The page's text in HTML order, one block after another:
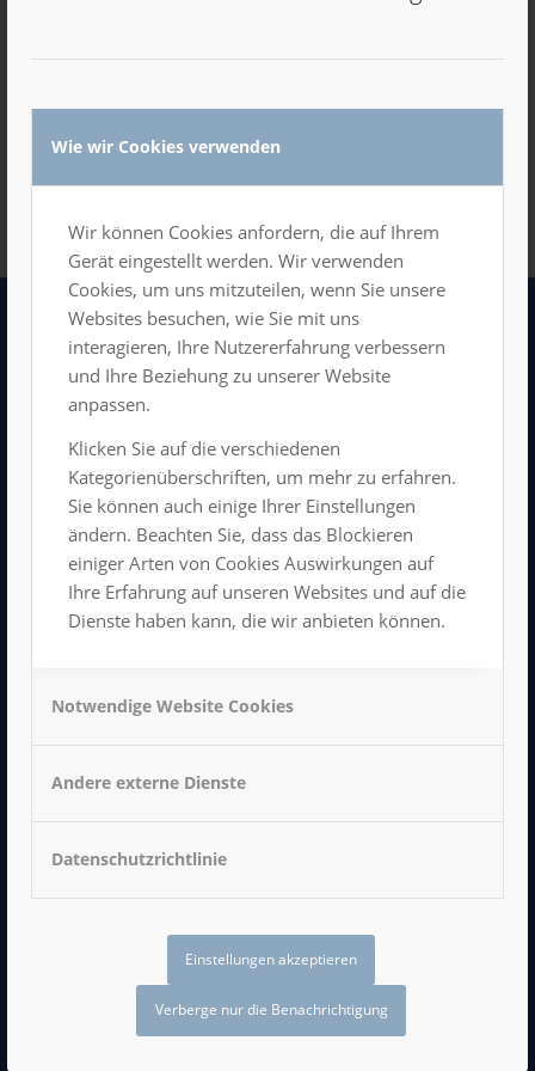
Wie wir Cookies verwenden
Wir können Cookies anfordern, die auf Ihrem
Gerät eingestellt werden. Wir verwenden
Cookies, um uns mitzuteilen, wenn Sie unsere
Websites besuchen, wie Sie mit uns
interagieren, Ihre Nutzererfahrung verbessern
und Ihre Beziehung zu unserer Website
anpassen.
Klicken Sie auf die verschiedenen
Kategorienüberschriften, um mehr zu erfahren.
Sie können auch einige Ihrer Einstellungen
ändern. Beachten Sie, dass das Blockieren
einiger Arten von Cookies Auswirkungen auf
Ihre Erfahrung auf unseren Websites und auf die
Dienste haben kann, die wir anbieten können.
Notwendige Website Cookies
Andere externe Dienste
Datenschutzrichtlinie
Einstellungen akzeptieren
Verberge nur die Benachrichtigung
LUXOR GmbH
Kongress- und Veranstaltungszentrum
Hartmannstraße 11
09111 Chemnitz
Tel: 0371/666 198 11
info@luxor-chemnitz.de
AGB
LUXOR BEI FACEBOOK